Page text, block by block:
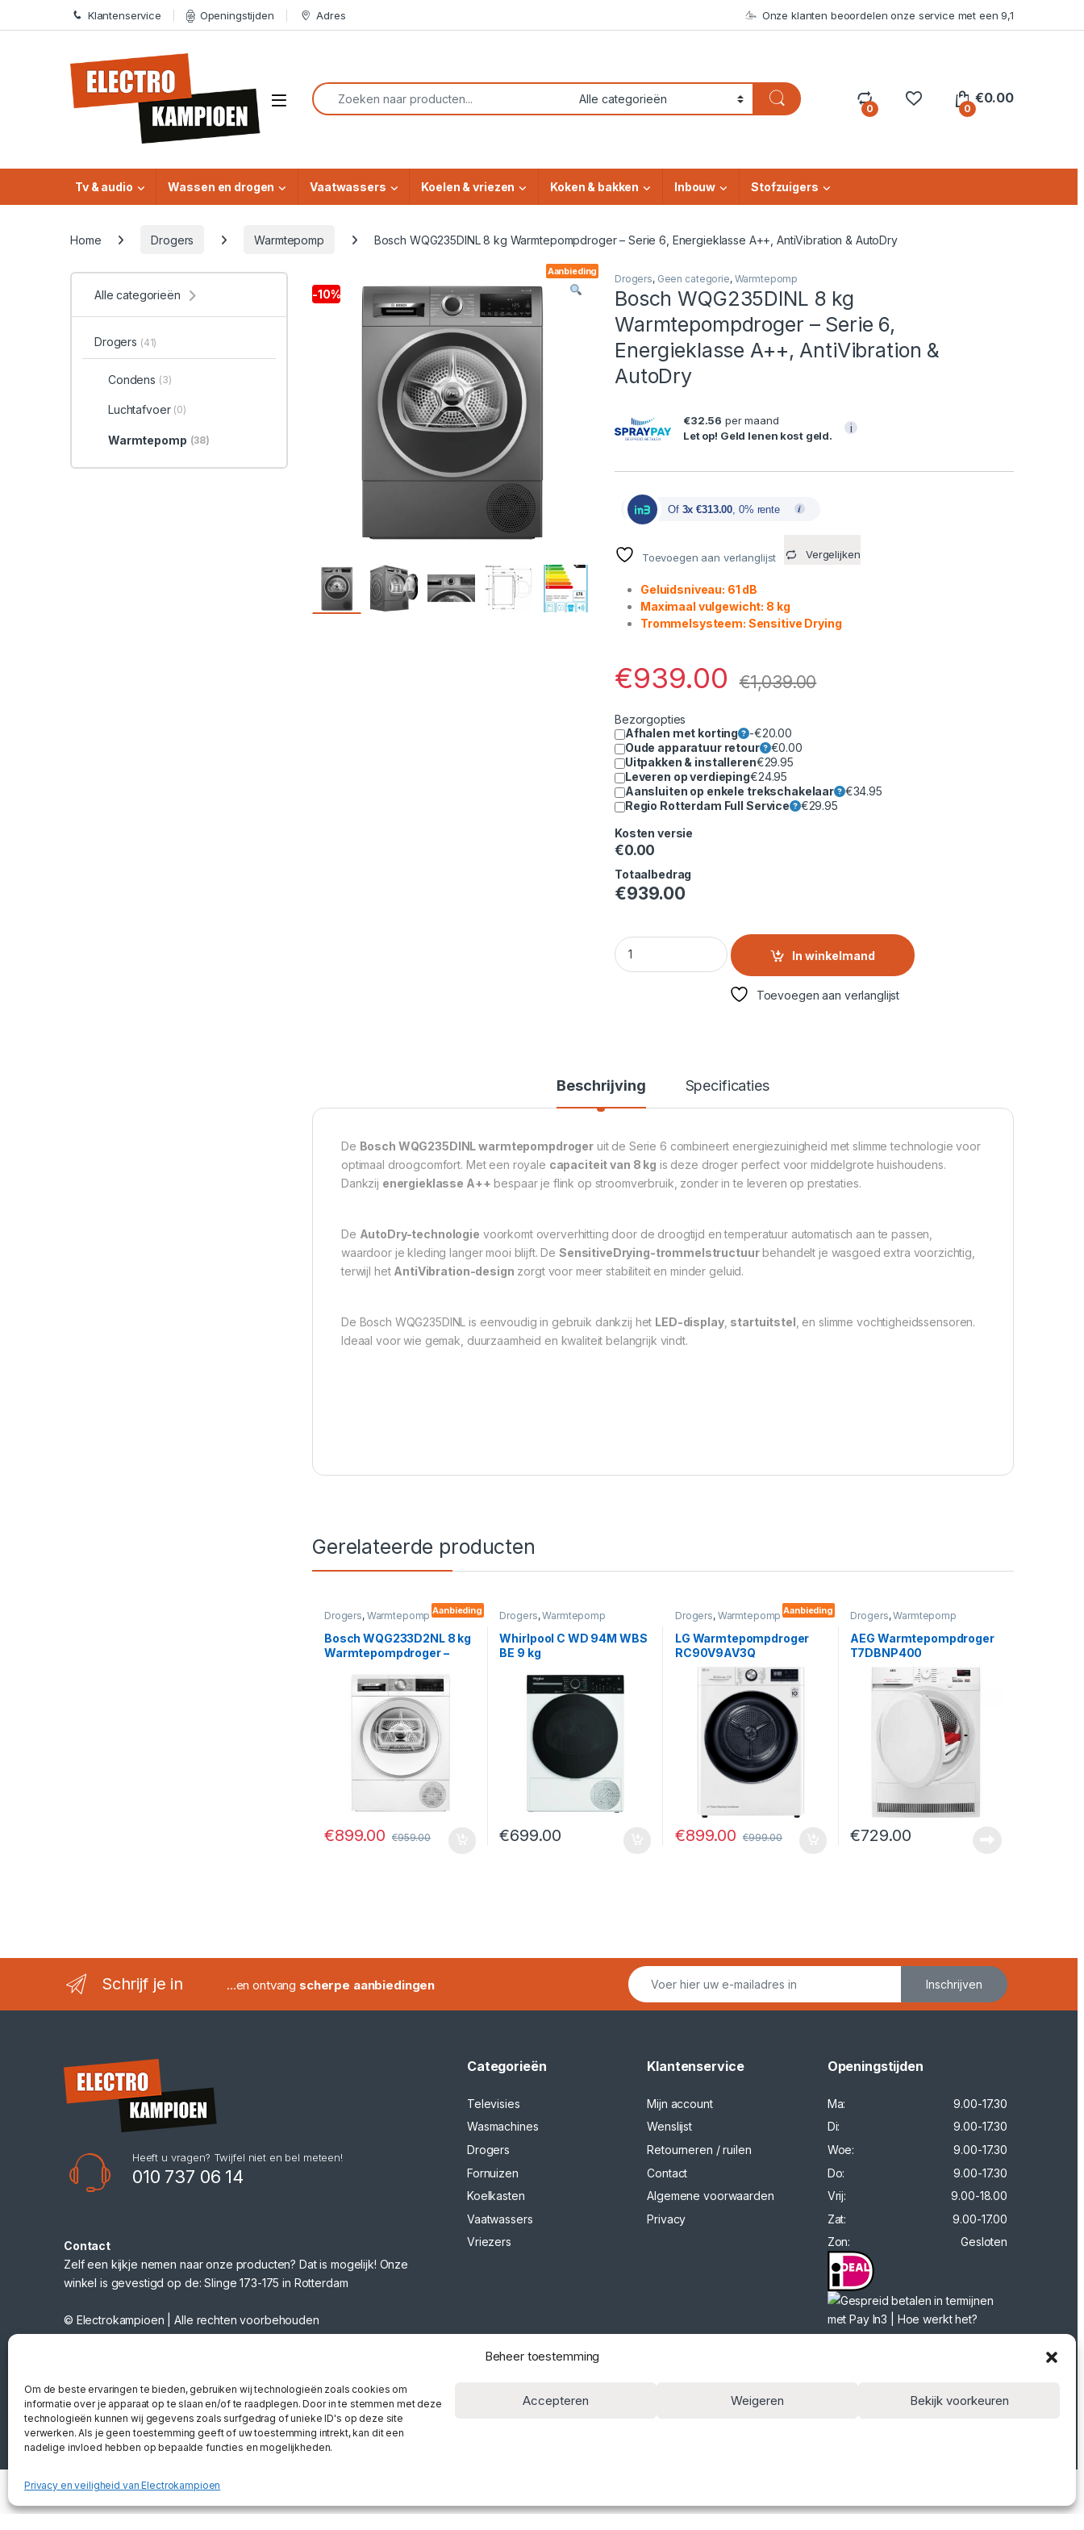
Beheer toestemming
Om de beste ervaringen te bieden, gebruiken wij technologieën zoals cookies om
informatie over je apparaat op te slaan en/of te raadplegen. Door in te stemmen met deze
technologieën kunnen wij gegevens zoals surfgedrag of unieke ID's op deze site
verwerken. Als je geen toestemming geeft of uw toestemming intrekt, kan dit een
nadelige invloed hebben op bepaalde functies en mogelijkheden.
Accepteren Weigeren Bekijk voorkeuren
Privacy en veiligheid van Electrokampioen
Skip to navigation
Skip to content Klantenservice Openingstijden Adres Onze klanten beoordelen onze service met een 9,1
Open
Search for:
0 0
€0.00
Tv & audio Wassen en drogen Vaatwassers Koelen & vriezen Koken & bakken Inbouw Stofzuigers
Home Drogers Warmtepomp Bosch WQG235DINL 8 kg Warmtepompdroger – Serie 6, Energieklasse A++, AntiVibration & AutoDry
-10%
Aanbieding
Drogers, Geen categorie, Warmtepomp
Bosch WQG235DINL 8 kg
Warmtepompdroger – Serie 6,
Energieklasse A++, AntiVibration &
AutoDry
€32.56 per maand
Let op! Geld lenen kost geld.
i
Of 3x €313.00, 0% rente
Toevoegen aan verlanglijst Vergelijken
Geluidsniveau: 61 dB
Maximaal vulgewicht: 8 kg
Trommelsysteem: Sensitive Drying
€939.00 €1,039.00
Bezorgopties
Afhalen met korting
-€20.00
Oude apparatuur retour
€0.00
Uitpakken & installeren€29.95
Leveren op verdieping€24.95
Aansluiten op enkele trekschakelaar
€34.95
Regio Rotterdam Full Service
€29.95
Kosten versie
€0.00
Totaalbedrag
€939.00
Bosch WQG235DINL 8 kg Warmtepompdroger – Serie 6, Energieklasse A++,
In winkelmand
Toevoegen aan verlanglijst
Beschrijving Specificaties
De Bosch WQG235DINL warmtepompdrogeruit de Serie 6 combineert energiezuinigheid met slimme technologie voor
optimaal droogcomfort. Met een royale capaciteit van 8 kg is deze droger perfect voor middelgrote huishoudens.
Dankzij energieklasse A++ bespaar je flink op stroomverbruik, zonder in te leveren op prestaties.
De AutoDry-technologie voorkomt oververhitting door de droogtijd en temperatuur automatisch aan te passen,
waardoor je kleding langer mooi blijft. De SensitiveDrying-trommelstructuurbehandelt je wasgoed extra voorzichtig,
terwijl het AntiVibration-design zorgt voor meer stabiliteit en minder geluid.
De Bosch WQG235DINL is eenvoudig in gebruik dankzij het LED-display, startuitstel, en slimme vochtigheidssensoren.
Ideaal voor wie gemak, duurzaamheid en kwaliteit belangrijk vindt.
Gerelateerde producten
Aanbieding
Drogers, Warmtepomp
Bosch WQG233D2NL 8 kg
Warmtepompdroger –
A++, AutoDry &
AntiVibration
€899.00 €959.00
Drogers,Warmtepomp
Whirlpool C WD 94M WBS
BE 9 kg
Energieklasse A++, 6th
Sense Technologie &
FreshCare+
€699.00
Aanbieding
Drogers, Warmtepomp
LG Warmtepompdroger
RC90V9AV3Q
€899.00 €999.00
Drogers,Warmtepomp
AEG Warmtepompdroger
T7DBNP400
€729.00
Alle categorieën
Drogers (41)
Condens (3)
Luchtafvoer (0)
Warmtepomp (38)
Schrijf je in ...en ontvang scherpe aanbiedingen Inschrijven
Heeft u vragen? Twijfel niet en bel meteen!
010 737 06 14
Contact
Zelf een kijkje nemen naar onze producten? Dat is mogelijk! Onze
winkel is gevestigd op de: Slinge 173-175 in Rotterdam
© Electrokampioen | Alle rechten voorbehouden
Webshop gemaakt doorNano Web
Categorieën
Televisies
Wasmachines
Drogers
Fornuizen
Koelkasten
Vaatwassers
Vriezers
Klantenservice
Mijn account
Wenslijst
Retourneren / ruilen
Contact
Algemene voorwaarden
Privacy
Openingstijden
Ma:
9.00-17.30
Di:
9.00-17.30
Woe:
9.00-17.30
Do:
9.00-17.30
Vrij:
9.00-18.00
Zat:
9.00-17.00
Zon:
Gesloten